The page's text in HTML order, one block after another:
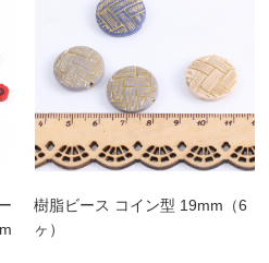
樹脂ビース コイン型 19mm（6
ヶ）